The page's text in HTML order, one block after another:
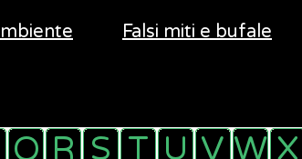
Falsi miti e bufale